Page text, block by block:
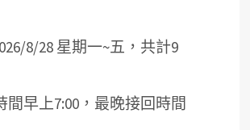
8/28 星期一~五，共計9
間早上7:00，最晚接回時間